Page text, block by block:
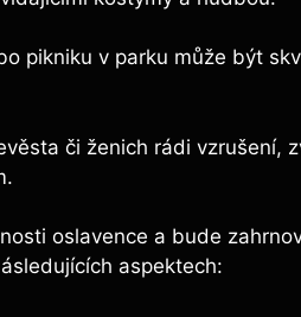
pikniku v​ parku může‌ být
či ženich rádi ‍vzrušení,
oslavence a ‍bude
aspektech: